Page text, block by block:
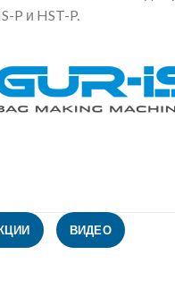
P и HST-P.
ВИДЕО